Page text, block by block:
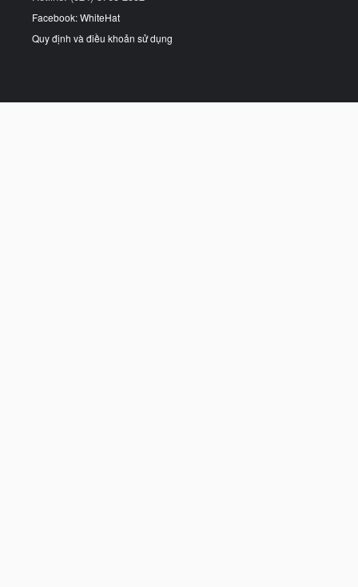
Facebook: WhiteHat
Quy định và điều khoản sử dụng